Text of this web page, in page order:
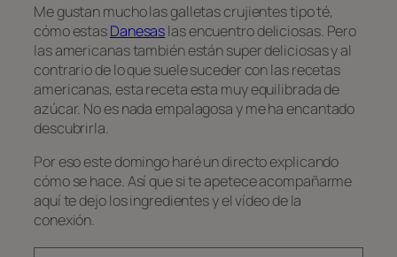
Me gustan mucho las galletas crujientes tipo té,
cómo estasDanesaslas encuentro deliciosas. Pero
las americanas también están super deliciosas y al
contrario de lo que suele suceder con las recetas
americanas, esta receta esta muy equilibrada de
azúcar. No es nada empalagosa y me ha encantado
descubrirla.
Por eso este domingo haré un directo explicando
cómo se hace. Así que si te apetece acompañarme
aquí te dejo los ingredientes y el vídeo de la
conexión.